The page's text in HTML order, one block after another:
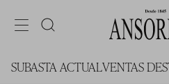
SUBASTA ACTUALVENTAS